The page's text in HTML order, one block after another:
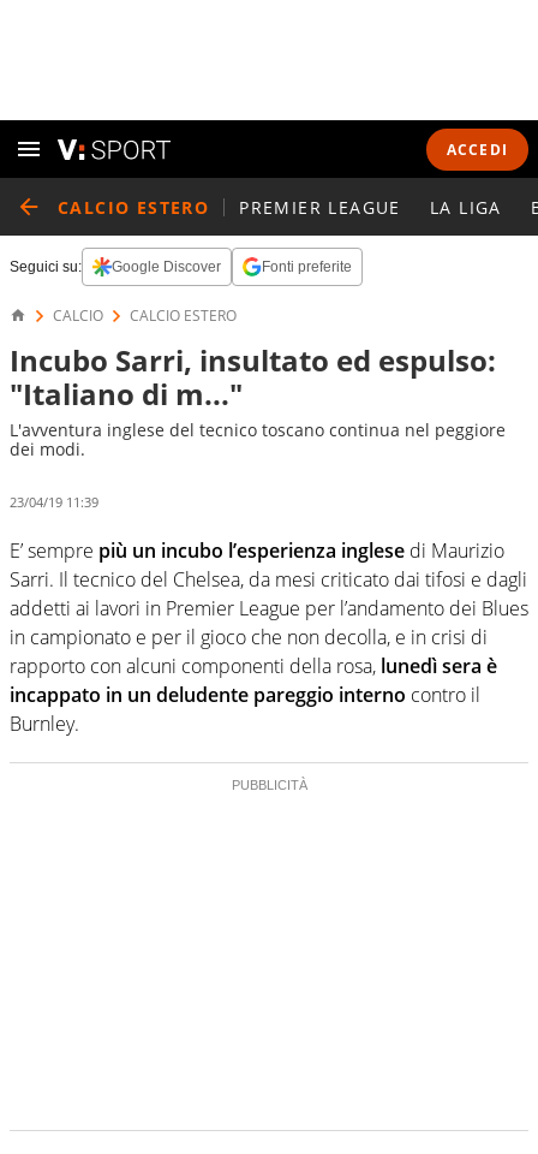
ACCEDI
CALCIO ESTERO PREMIER LEAGUE LA LIGA
Seguici su: Google Discover Fonti preferite
CALCIO CALCIO ESTERO
Incubo Sarri, insultato ed espulso:
"Italiano di m..."
L'avventura inglese del tecnico toscano continua nel peggiore
dei modi.
23/04/19 11:39
E’ sempre più un incubo l’esperienza inglese di Maurizio
Sarri. Il tecnico del Chelsea, da mesi criticato dai tifosi e dagli
addetti ai lavori in Premier League per l’andamento dei Blues
in campionato e per il gioco che non decolla, e in crisi di
rapporto con alcuni componenti della rosa, lunedì sera è
incappato in un deludente pareggio interno contro il
Burnley.